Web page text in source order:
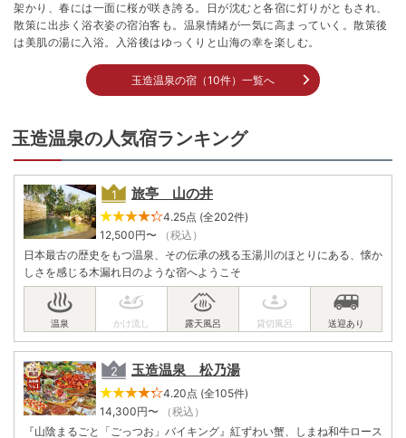
架かり、春には一面に桜が咲き誇る。日が沈むと各宿に灯りがともされ、
散策に出歩く浴衣姿の宿泊客も。温泉情緒が一気に高まっていく。散策後
は美肌の湯に入浴。入浴後はゆっくりと山海の幸を楽しむ。
玉造温泉の宿（10件）一覧へ
玉造温泉の人気宿ランキング
旅亭 山の井
4.25点 (全202件)
12,500円〜
（税込）
日本最古の歴史をもつ温泉、その伝承の残る玉湯川のほとりにある、懐か
しさを感じる木漏れ日のような宿へようこそ
玉造温泉 松乃湯
4.20点 (全105件)
14,300円〜
（税込）
『山陰まるごと「ごっつお」バイキング』紅ずわい蟹、しまね和牛ロース